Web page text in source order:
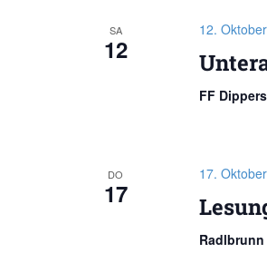
SA
12
12.
FF
DO
17
17.